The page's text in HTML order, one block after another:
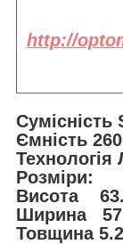
http://
Сумісність
Ємність
Технологія
Розміри:
Висота
Ширина
Товщина